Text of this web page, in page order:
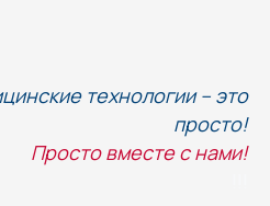
технологии – это
просто!
Просто вместе с нами!